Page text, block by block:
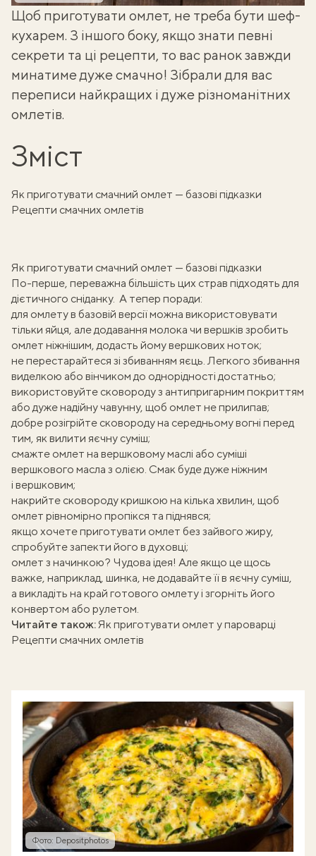
Щоб приготувати омлет, не треба бути шеф-
кухарем. З іншого боку, якщо знати певні
секрети та ці рецепти, то вас ранок завжди
минатиме дуже смачно! Зібрали для вас
переписи найкращих і дуже різноманітних
омлетів.
Зміст
Як приготувати смачний омлет — базові підказки
Рецепти смачних омлетів
Як приготувати смачний омлет — базові підказки
По-перше, переважна більшість цих страв підходять для
дієтичного сніданку. А тепер поради:
для омлету в базовій версії можна використовувати
тільки яйця, але додавання молока чи вершків зробить
омлет ніжнішим, додасть йому вершкових ноток;
не перестарайтеся зі збиванням яєць. Легкого збивання
виделкою або вінчиком до однорідності достатньо;
використовуйте сковороду з антипригарним покриттям
або дуже надійнучавунну, щоб омлет не прилипав;
добре розігрійте сковороду на середньому вогні перед
тим, як вилити яєчну суміш;
смажте омлет на вершковому маслі або суміші
вершкового масла з олією. Смак буде дуже ніжним
і вершковим;
накрийте сковороду кришкою на кілька хвилин, щоб
омлет рівномірно пропікся та піднявся;
якщо хочете приготувати омлет без зайвого жиру,
спробуйте запекти його в духовці;
омлет з начинкою? Чудова ідея! Але якщо це щось
важке, наприклад, шинка, не додавайте її в яєчну суміш,
а викладіть на край готового омлету і згорніть його
конвертом або рулетом.
Читайте також:Як приготувати омлет у пароварці
Рецепти смачних омлетів
Фото: Depositphotos